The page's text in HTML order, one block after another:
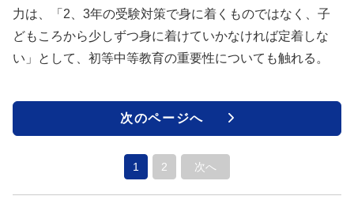
力は、「2、3年の受験対策で身に着くものではなく、子
どもころから少しずつ身に着けていかなければ定着しな
い」として、初等中等教育の重要性についても触れる。
次のページへ
1 2 次へ